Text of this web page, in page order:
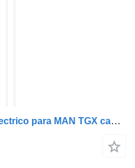
81626456039 elevalunas electrico para MAN TGX cabeza tractora